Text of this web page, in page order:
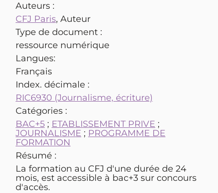
Auteurs :
CFJ Paris, Auteur
Type de document :
ressource numérique
Langues:
Français
Index. décimale :
RIC6930 (Journalisme, écriture)
Catégories :
BAC+5 ; ETABLISSEMENT PRIVE ;
JOURNALISME ; PROGRAMME DE
FORMATION
Résumé :
La formation au CFJ d'une durée de 24
mois, est accessible à bac+3 sur concours
d'accès.